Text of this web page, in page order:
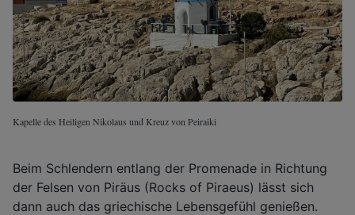
Kapelle des Heiligen Nikolaus und Kreuz von Peiraiki
Beim Schlendern entlang der Promenade in Richtung
der Felsen von Piräus (Rocks of Piraeus) lässt sich
dann auch das griechische Lebensgefühl genießen.